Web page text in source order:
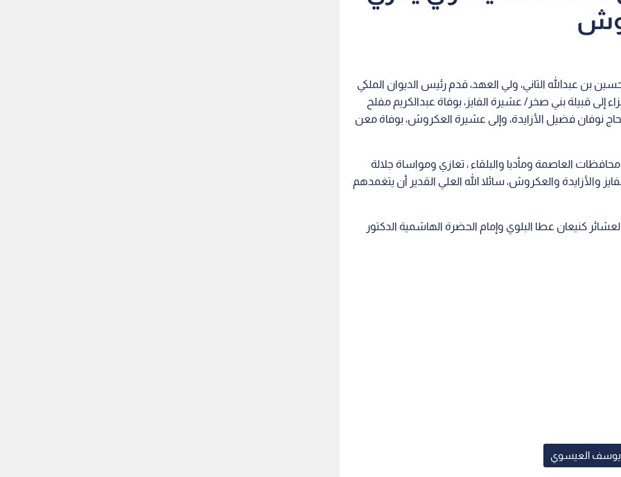
بن عبدالله الثاني، ولي العهد، قدم رئيس الديوان الملكي
قبيلة بني صخر/ عشيرة الفايز، بوفاة عبدالكريم مفلح
الحاج نوفان فضيل الأزايدة، وإلى عشيرة العكروش، بوفاة معن
العاصمة ومأدبا والبلقاء ، تعازي ومواساة جلالة
والأزايدة والعكروش، سائلا الله العلي القدير أن يتغمدهم
كنيعان عطا البلوي وإمام الحضرة الهاشمية الدكتور
يوسف العيسوي